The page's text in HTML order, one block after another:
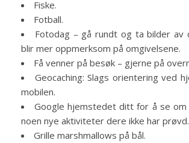
Fiske.
Fotball.
Fotodag – gå rundt og ta bilder av
blir mer oppmerksom på omgivelsene.
Få venner på besøk – gjerne på
Geocaching: Slags orientering ved
mobilen.
Google hjemstedet ditt for å se
noen nye aktiviteter dere ikke har prøvd.
Grille marshmallows på bål.